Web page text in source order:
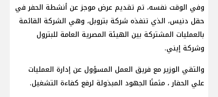
وفي الوقت نفسه، تم تقديم عرض موجز عن أنشطة الحفر في
حقل دنيس، الذي تنفذه شركة بتروبل، وهي الشركة القائمة
بالعمليات المشتركة بين الهيئة المصرية العامة للبترول
وشركة إيني.
والتقي الوزير مع فريق العمل المسؤول عن إدارة العمليات
علي الحفار ، مثمنًا الجهود المبذولة لرفع كفاءة التشغيل.